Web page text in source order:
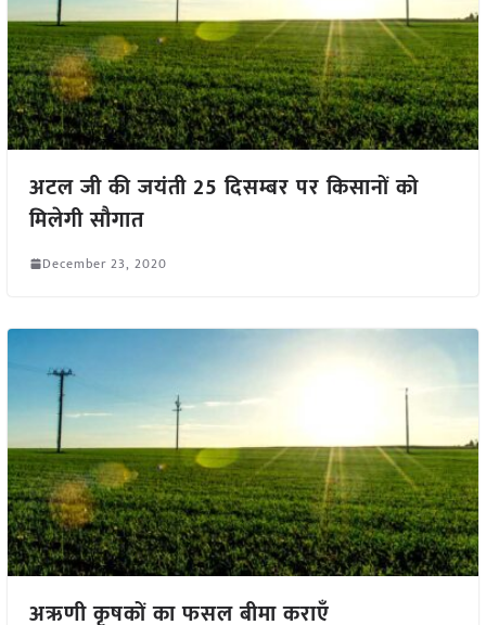
अटल जी की जयंती 25 दिसम्बर पर किसानों को
मिलेगी सौगात
December 23, 2020
अऋणी कृषकों का फसल बीमा कराएँ